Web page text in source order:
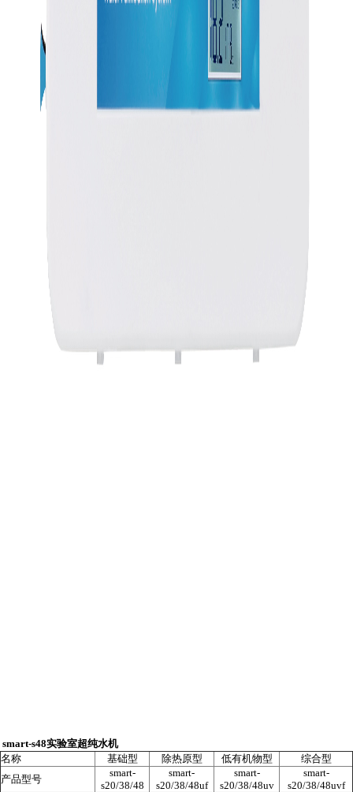
smart-s48实验室超纯水机
名称
基础型 除热原型 低有机物型
综合型
产品型号
smart-
s20/38/48
smart-
s20/38/48uf
smart-
s20/38/48uv
smart-
s20/38/48uvf